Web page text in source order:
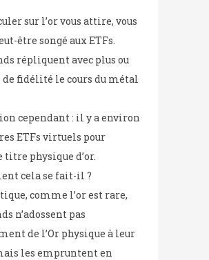
sur l’or vous attire, vous
être songé aux ETFs.
répliquent avec plus ou
fidélité le cours du métal
cependant : il y a environ
ETFs virtuels pour
titre physique d’or.
cela se fait-il ?
comme l’or est rare,
n’adossent pas
de l’Or physique à leur
les empruntent en